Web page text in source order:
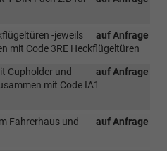
auf Anfrage
-jeweils
mit Code 3RE Heckflügeltüren
auf Anfrage
Cupholder und
mit Code IA1
auf Anfrage
Fahrerhaus und